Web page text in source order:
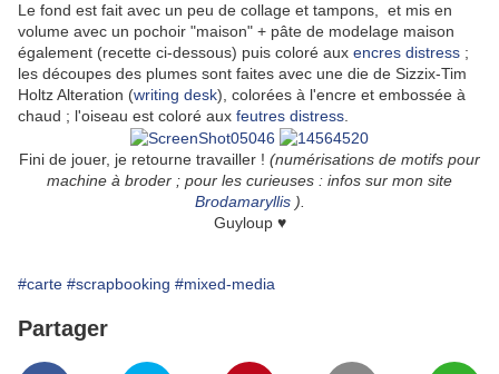
Le fond est fait avec un peu de collage et tampons, et mis en
volume avec un pochoir "maison" + pâte de modelage maison
également (recette ci-dessous) puis coloré aux encres distress ;
les découpes des plumes sont faites avec une die de Sizzix-Tim
Holtz Alteration (writing desk), colorées à l'encre et embossée à
chaud ; l'oiseau est coloré aux feutres distress
Fini de jouer, je retourne travailler ! (numérisations de motifs pour
machine à broder ; pour les curieuses : infos sur mon site
Brodamaryllis).
Guyloup ♥
#carte #scrapbooking #mixed-media
Partager